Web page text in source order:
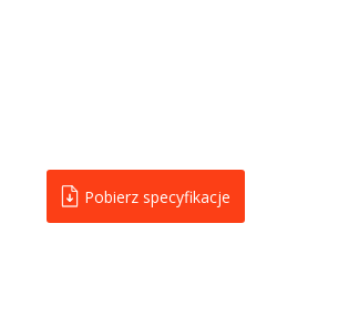
Pobierz specyfikacje